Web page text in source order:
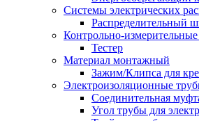
Системы электрических
Распределительный
Контрольно-
Тестер
Материал монтажный
Зажим/Клипса для
Электроизоляционные
Соединительная
Угол трубы для